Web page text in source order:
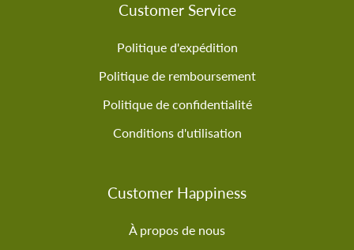
Customer Service
Politique d'expédition
Politique de remboursement
Politique de confidentialité
Conditions d'utilisation
Customer Happiness
À propos de nous